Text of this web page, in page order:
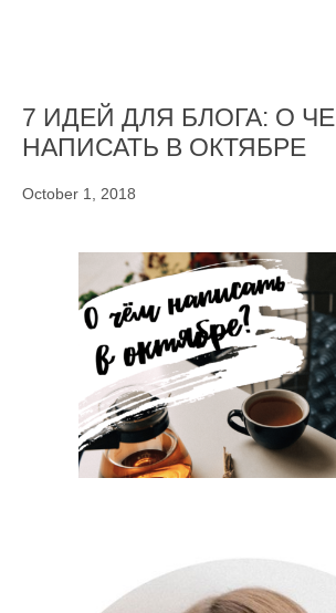
7 ИДЕЙ ДЛЯ БЛОГА: О
НАПИСАТЬ В ОКТЯБРЕ
October 1, 2018